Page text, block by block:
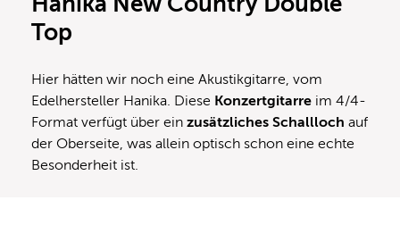
Top
Hier hätten wir noch eine Akustikgitarre, vom
Edelhersteller Hanika. Diese Konzertgitarre im 4/4-
Format verfügt über ein zusätzliches Schallloch auf
der Oberseite, was allein optisch schon eine echte
Besonderheit ist.